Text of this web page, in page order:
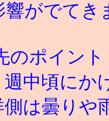
響がでてき
のポイント
中頃にか
側は曇り